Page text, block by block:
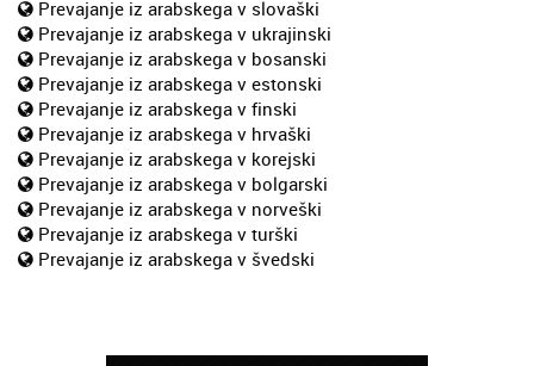
Prevajanje iz arabskega v slovaški
Prevajanje iz arabskega v ukrajinski
Prevajanje iz arabskega v bosanski
Prevajanje iz arabskega v estonski
Prevajanje iz arabskega v finski
Prevajanje iz arabskega v hrvaški
Prevajanje iz arabskega v korejski
Prevajanje iz arabskega v bolgarski
Prevajanje iz arabskega v norveški
Prevajanje iz arabskega v turški
Prevajanje iz arabskega v švedski